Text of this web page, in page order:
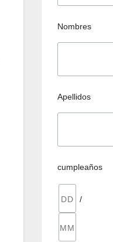
Nombres
Apellidos
cumpleaños
/